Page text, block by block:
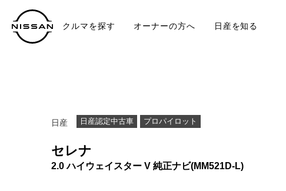
クルマを探す オーナーの方へ 日産を知る
日産 日産認定中古車 プロパイロット
セレナ
2.0 ハイウェイスター V 純正ナビ(MM521D-L)